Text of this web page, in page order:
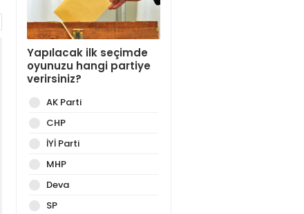
Yapılacak ilk seçimde
oyunuzu hangi partiye
verirsiniz?
AK Parti
CHP
İYİ Parti
MHP
Deva
SP